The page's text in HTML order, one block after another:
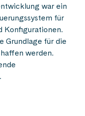
war ein
für
Konfigurationen.
Grundlage für die
werden.